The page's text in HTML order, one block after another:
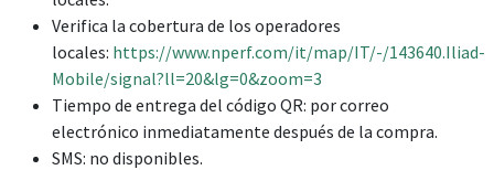
Verifica la cobertura de los operadores
locales: https://www.nperf.com/it/map/IT/-/143640.Iliad-
Mobile/signal?ll=20&lg=0&zoom=3
Tiempo de entrega del código QR: por correo
electrónico inmediatamente después de la compra.
SMS: no disponibles.